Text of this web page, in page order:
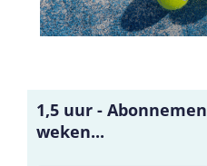
1,5 uur - Abonnement
weken...